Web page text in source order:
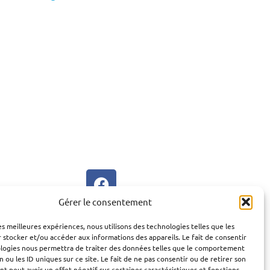
Gérer le consentement
meilleures expériences, nous utilisons des technologies telles que les
stocker et/ou accéder aux informations des appareils. Le fait de consentir
nous permettra de traiter des données telles que le comportement
ou les ID uniques sur ce site. Le fait de ne pas consentir ou de retirer son